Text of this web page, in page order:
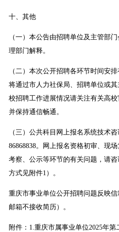
十、其他
（一）本公告由招聘单位及主管部
理部门解释。
（二）本次公开招聘各环节时间安
将通过市人力社保局、招聘单位或
校招聘工作进展情况请关注有关高
并保持通信畅通。
（三）公共科目网上报名系统技术咨
86868838。网上报名资格初审、现
考察、公示等环节的有关问题，请
方式见附件1）。
重庆市事业单位公开招聘问题反映信
邮箱不接收简历）。
附件：1.重庆市属事业单位2025年